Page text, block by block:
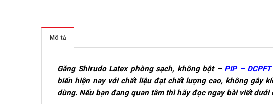
Mô tả
Găng Shirudo Latex phòng sạch, không bột – PIP – DCPFT
biến hiện nay với chất liệu đạt chất lượng cao, không gây
dùng. Nếu bạn đang quan tâm thì hãy đọc ngay bài viết dưới